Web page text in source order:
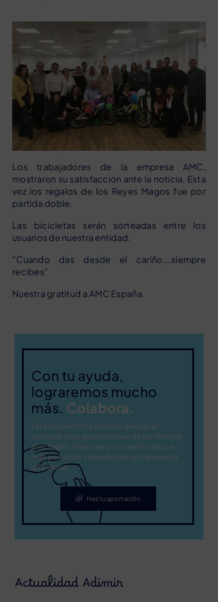
Los trabajadores de la empresa AMC,
mostraron su satisfacción ante la noticia. Esta
vez los regalos de los Reyes Magos fue por
partida doble.
Las bicicletas serán sorteadas entre los
usuarios de nuestra entidad.
“Cuando das desde el cariño….siempre
recibes”
Nuestra gratitud a AMC España.
Con tu ayuda,
lograremos mucho
más. Colabora.
Este proyecto ha crecido gracias al
esfuerzo y las aportaciones de las familias
afectadas. Ahora es el momento de que
más personas se involucren y marquen la
diferencia.
Haz tu aportación
Actualidad Adimir